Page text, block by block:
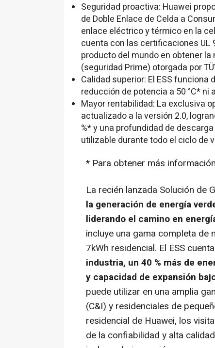
Seguridad proactiva: Huawei
de Doble Enlace de Celda a
enlace eléctrico y térmico en la
cuenta con las certificaciones UL
producto del mundo en obtener
(seguridad Prime) otorgada por
Calidad superior: El ESS
reducción de potencia a 50 °C* ni
Mayor rentabilidad: La exclusiva
actualizado a la versión 2.0,
%* y una profundidad de
utilizable durante todo el ciclo de
* Para obtener más
La recién lanzada Solución de
la generación de energía
liderando el camino en
incluye una gama completa de
7kWh residencial. El ESS
industria, un 40 % más de
y capacidad de expansión
puede utilizar en una amplia
(C&I) y residenciales de
residencial de Huawei, los
de la confiabilidad y alta